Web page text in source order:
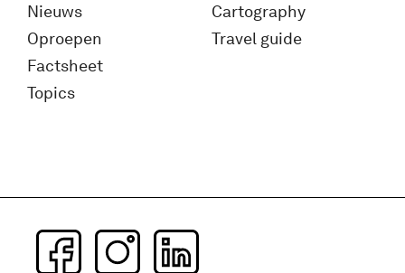
Nieuws
Oproepen
Factsheet
Topics
Cartography
Travel guide